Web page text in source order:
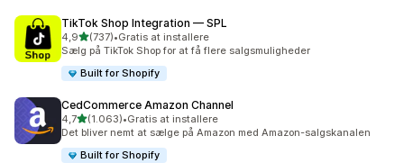
TikTok Shop Integration — SPL
4,9ud af 5 stjerner
(737)
737 anmeldelser i alt
•Gratis at installere
Sælg på TikTok Shop for at få flere salgsmuligheder
Built for Shopify
CedCommerce Amazon Channel
4,7ud af 5 stjerner
(1.063)
1063 anmeldelser i alt
•Gratis at installere
Det bliver nemt at sælge på Amazon med Amazon-salgskanalen
Built for Shopify